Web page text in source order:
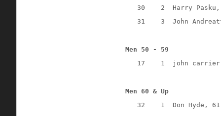
30    2  Harry Pasku,
31    3  John
Men 50 - 59
17    1  john carrier,
Men 60 & Up
32    1  Don Hyde, 61,